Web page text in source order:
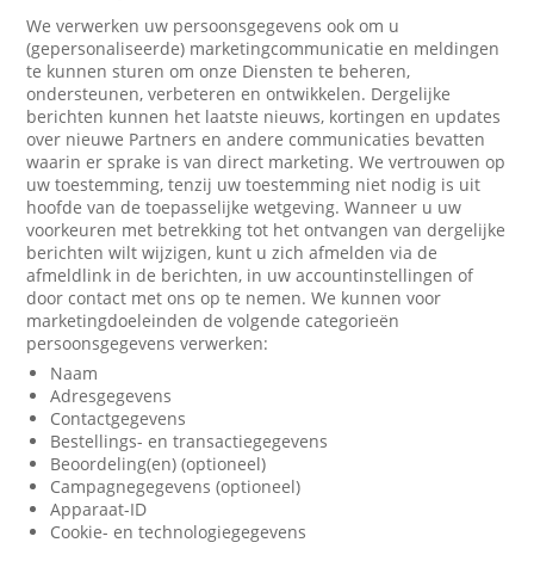
We verwerken uw persoonsgegevens ook om u
(gepersonaliseerde) marketingcommunicatie en meldingen
te kunnen sturen om onze Diensten te beheren,
ondersteunen, verbeteren en ontwikkelen. Dergelijke
berichten kunnen het laatste nieuws, kortingen en updates
over nieuwe Partners en andere communicaties bevatten
waarin er sprake is van direct marketing. We vertrouwen op
uw toestemming, tenzij uw toestemming niet nodig is uit
hoofde van de toepasselijke wetgeving. Wanneer u uw
voorkeuren met betrekking tot het ontvangen van dergelijke
berichten wilt wijzigen, kunt u zich afmelden via de
afmeldlink in de berichten, in uw accountinstellingen of
door contact met ons op te nemen. We kunnen voor
marketingdoeleinden de volgende categorieën
persoonsgegevens verwerken:
Naam
Adresgegevens
Contactgegevens
Bestellings- en transactiegegevens
Beoordeling(en) (optioneel)
Campagnegegevens (optioneel)
Apparaat-ID
Cookie- en technologiegegevens